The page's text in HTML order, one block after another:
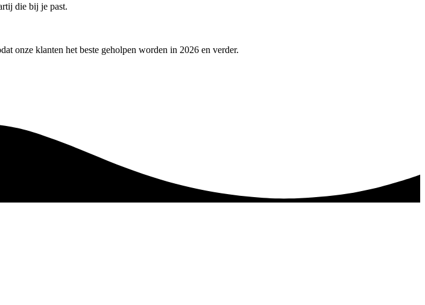
die bij je past.
onze klanten het beste geholpen worden in 2026 en verder.